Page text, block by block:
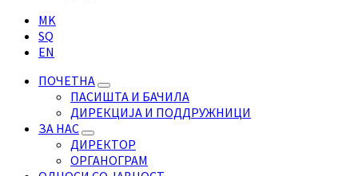
MK
SQ
EN
ПОЧЕТНА
ПАСИШТА И БАЧИЛА
ДИРЕКЦИЈА И ПОДДРУЖНИЦИ
ЗА НАС
ДИРЕКТОР
ОРГАНОГРАМ